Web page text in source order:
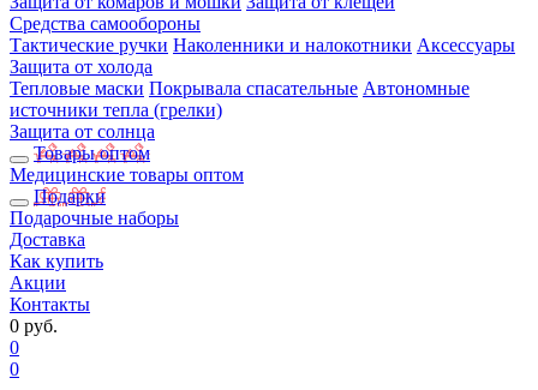
Средства самообороны
Тактические ручки Наколенники и налокотники Аксессуары
Защита от холода
Тепловые маски Покрывала спасательные Автономные
источники тепла (грелки)
Защита от солнца
Товары оптом
Медицинские товары оптом
Подарки
Подарочные наборы
Доставка
Как купить
Акции
Контакты
0 руб.
0
0